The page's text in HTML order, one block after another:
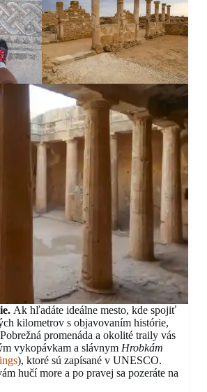
Ak hľadáte ideálne mesto, kde spojiť
kilometrov s objavovaním histórie,
promenáda a okolité traily vás
vykopávkam a slávnym Hrobkám
), ktoré sú zapísané v UNESCO.
hučí more a po pravej sa pozeráte na